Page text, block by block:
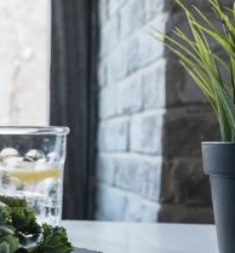
Anemia este o
de celule rosii in
suficienta de noi celule
din sange. El
Doctor D. 6 martie 2021